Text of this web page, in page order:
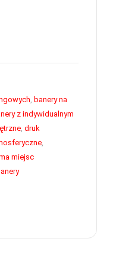
, banery na
z indywidualnym
, druk
,
miejsc